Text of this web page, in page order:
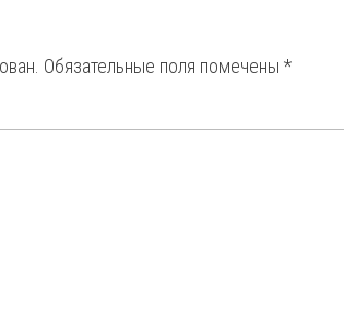
Обязательные поля помечены *